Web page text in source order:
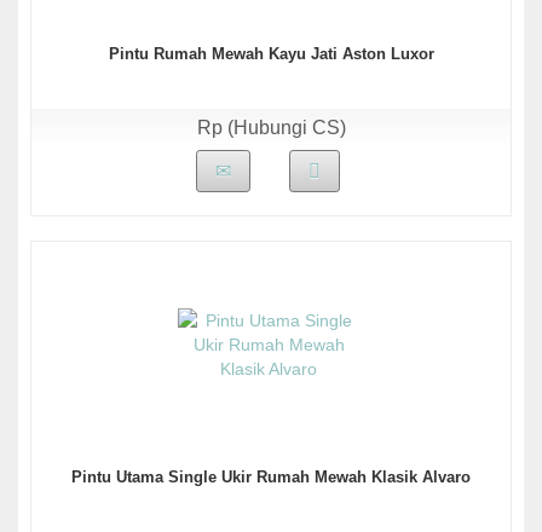
Pintu Rumah Mewah Kayu Jati Aston Luxor
Rp (Hubungi CS)
Pintu Utama Single Ukir Rumah Mewah Klasik Alvaro